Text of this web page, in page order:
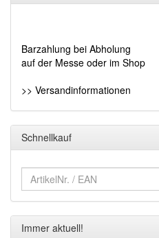
Barzahlung bei Abholung
auf der Messe oder im Shop
>> Versandinformationen
Schnellkauf
Immer aktuell!